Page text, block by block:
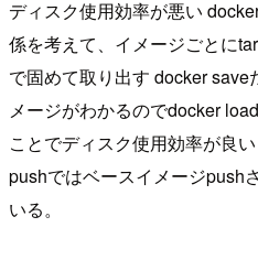
ディスク使用効率が悪い
係を考えて、イメージごとに
で固めて取り出す docker
メージがわかるのでdocker
ことでディスク使用効率が良い
pushではベースイメージpush
いる。